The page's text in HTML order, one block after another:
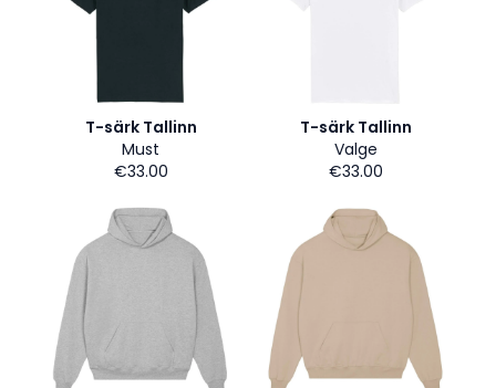
T-särk Tallinn
Must
€33.00
T-särk Tallinn
Valge
€33.00